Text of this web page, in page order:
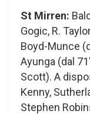
St Mirren:
Gogic, R.
Boyd-Munce
Ayunga (dal
Scott). A
Kenny,
Stephen